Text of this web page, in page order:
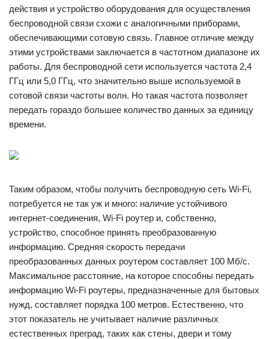
действия и устройство оборудования для осуществления
беспроводной связи схожи с аналогичными приборами,
обеспечивающими сотовую связь. Главное отличие между
этими устройствами заключается в частотном диапазоне их
работы. Для беспроводной сети используется частота 2,4
ГГц или 5,0 ГГц, что значительно выше используемой в
сотовой связи частоты волн. Но такая частота позволяет
передать гораздо большее количество данных за единицу
времени.
Таким образом, чтобы получить беспроводную сеть Wi-Fi,
потребуется не так уж и много: наличие устойчивого
интернет-соединения, Wi-Fi роутер и, собственно,
устройство, способное принять преобразованную
информацию. Средняя скорость передачи
преобразованных данных роутером составляет 100 Мб/с.
Максимальное расстояние, на которое способны передать
информацию Wi-Fi роутеры, предназначенные для бытовых
нужд, составляет порядка 100 метров. Естественно, что
этот показатель не учитывает наличие различных
естественных преград, таких как стены, двери и тому